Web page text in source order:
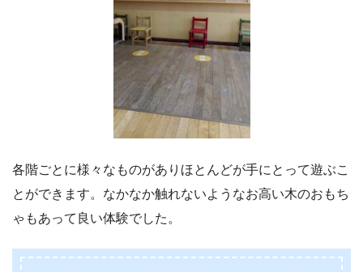
各階ごとに様々なものがありほとんどが手にとって遊ぶこ
とができます。なかなか触れないようなお高い木のおもち
ゃもあって良い体験でした。